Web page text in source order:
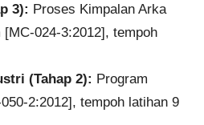
3): Proses Kimpalan Arka
[MC-024-3:2012], tempoh
(Tahap 2): Program
2:2012], tempoh latihan 9